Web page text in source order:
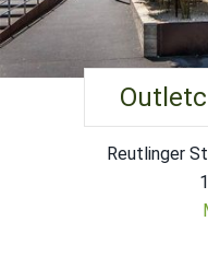
Reutlinger